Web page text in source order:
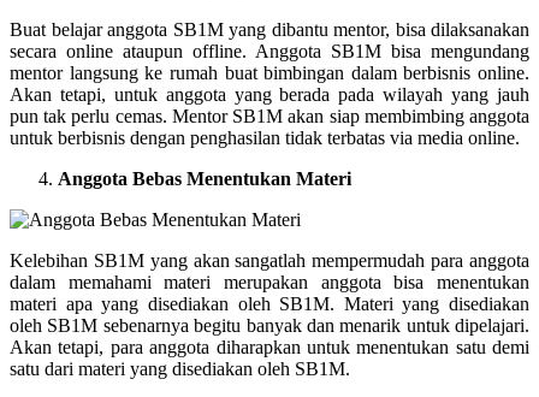
Buat belajar anggota SB1M yang dibantu mentor, bisa dilaksanakan
secara online ataupun offline. Anggota SB1M bisa mengundang
mentor langsung ke rumah buat bimbingan dalam berbisnis online.
Akan tetapi, untuk anggota yang berada pada wilayah yang jauh
pun tak perlu cemas. Mentor SB1M akan siap membimbing anggota
untuk berbisnis dengan penghasilan tidak terbatas via media online.
Anggota Bebas Menentukan Materi
Kelebihan SB1M yang akan sangatlah mempermudah para anggota
dalam memahami materi merupakan anggota bisa menentukan
materi apa yang disediakan oleh SB1M. Materi yang disediakan
oleh SB1M sebenarnya begitu banyak dan menarik untuk dipelajari.
Akan tetapi, para anggota diharapkan untuk menentukan satu demi
satu dari materi yang disediakan oleh SB1M.